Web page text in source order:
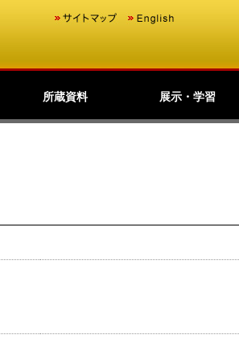
つくば分館等保存文書
利用請求する
原本の特別利用
所蔵資料
デジタルアーカイブ
日本のあゆみ
展示・学習
展示会情報
東京本館常設展示室の
過去の展示会
全国の公文書館等展示
学習コンテンツ